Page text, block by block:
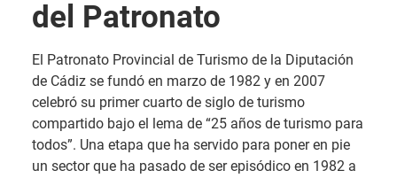
del Patronato
El Patronato Provincial de Turismo de la Diputación
de Cádiz se fundó en marzo de 1982 y en 2007
celebró su primer cuarto de siglo de turismo
compartido bajo el lema de “25 años de turismo para
todos”. Una etapa que ha servido para poner en pie
un sector que ha pasado de ser episódico en 1982 a